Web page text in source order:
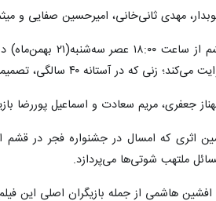
مهدی ثانی‌خانی، امیرحسین صفایی
سنتر اکران می‌شود،
می‌گیرد و مسیر زندگی‌اش دستخوش تغییر می‌شود.
جعفری، مریم سعادت و اسماعیل پوررضا
ملتهب شوتی‌ها می‌پردازد.
افشین هاشمی از جمله بازیگران اصلی این